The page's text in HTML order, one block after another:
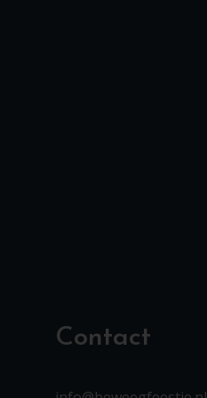
Contact